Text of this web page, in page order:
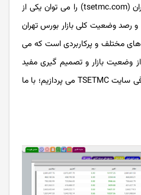
سایت مدیریت فناوری بورس تهران (tsetmc.com) را می توان یکی از
رصد وضعیت کلی بازار بورس تهران
مختلف و پرکاربردی است که می
از وضعیت بازار و تصمیم‌ گیری مفید
باشد. در ادامه این مقاله به معرفی سایت TSETMC می پردازیم؛ با ما